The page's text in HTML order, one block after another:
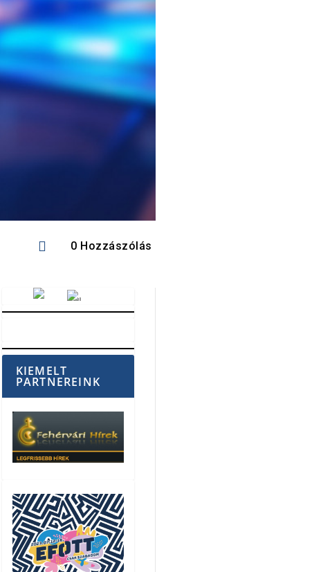
 0 Hozzászólás
KIEMELT
PARTNEREINK